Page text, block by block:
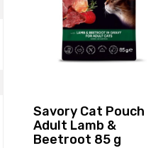
Savory Cat Pouch
Adult Lamb &
Beetroot 85 g